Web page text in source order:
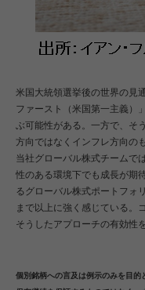
米国大統領選挙後の世界の見
ファースト（米国第一主義）
ぶ可能性がある。一方で、そ
方向ではなくインフレ方向の
当社グローバル株式チームで
性のある環境下でも成長が期
るグローバル株式ポートフォ
まで以上に強く感じている。
そうしたアプローチの有効性
個別銘柄への言及は例示のみを目